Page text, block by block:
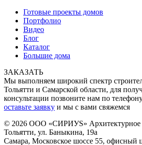
Готовые проекты домов
Портфолио
Видео
Блог
Каталог
Большие дома
ЗАКАЗАТЬ
Мы выполняем широкий спектр
Тольятти и Самарской области, для
консультации позвоните нам по
оставьте заявку и мы с вами свяжемся
© 2026 ООО «СИРИУS» Архитектурное
Тольятти, ул. Баныкина, 19а
Самара, Московское шоссе 55, офисный